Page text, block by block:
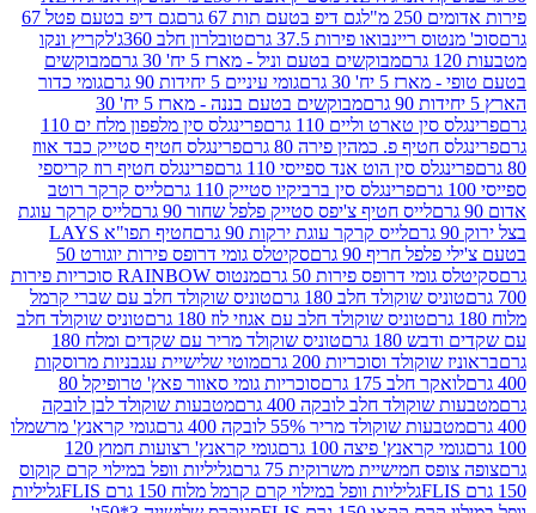
מ"ל
גם דיפ בטעם תות 67 גרם
גם דיפ בטעם פטל 67
ריינבואו פירות 37.5 גרם
טובלרון חלב 360ג'
לקריץ ונקו
מבוקשים בטעם וניל - מארז 5 יח' 30 גרם
מבוקשים
5 יח' 30 גרם
גומי עיניים 5 יחידות 90 גרם
גומי כדור
מבוקשים בטעם בננה - מארז 5 יח' 30
טארט וליים 110 גרם
פרינגלס סין מלפפון מלח ים 110
פ. כמהין פירה 80 גרם
פרינגלס חטיף סטייק כבד אווז
סין הוט אנד ספייסי 110 גרם
פרינגלס חטיף רוז קריספי
פרינגלס סין ברביקיו סטייק 110 גרם
לייס קרקר רוטב
לייס חטיף צ'יפס סטייק פלפל שחור 90 גרם
לייס קרקר עוגת
לייס קרקר עוגת ירקות 90 גרם
חטיף תפו"א LAYS
חריף 90 גרם
סקיטלס גומי דרופס פירות יוגורט 50
דרופס פירות 50 גרם
מנטוס RAINBOW סוכריות פירות
שוקולד חלב 180 גרם
טוניס שוקולד חלב עם שברי קרמל
טוניס שוקולד חלב עם אגוזי לוז 180 גרם
טוניס שוקולד חלב
180 גרם
טוניס שוקולד מריר עם שקדים ומלח 180
וסוכריות 200 גרם
מוטי שלישיית עגבניות מרוסקות
חלב 175 גרם
סוכריות גומי סאוור פאץ' טרופיקל 80
חלב לובקה 400 גרם
מטבעות שוקולד לבן לובקה
שוקולד מריר 55% לובקה 400 גרם
גומי קראנץ' מרשמלו
קראנץ' פיצה 100 גרם
גומי קראנץ' רצועות חמוץ 120
חמישיית משרוקית 75 גרם
גליליות וופל במילוי קרם קוקוס
גליליות וופל במילוי קרם קרמל מלוח 150 גרם FLIS
גליליות